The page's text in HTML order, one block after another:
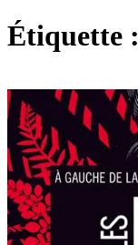
Étiquette :